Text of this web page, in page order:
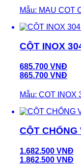
Mẫu: MAU COT
CỘT INOX
685.700 VNĐ
865.700 VNĐ
Mẫu: COT INOX
CỘT CHỐNG
1.682.500 VNĐ
1.862.500 VNĐ